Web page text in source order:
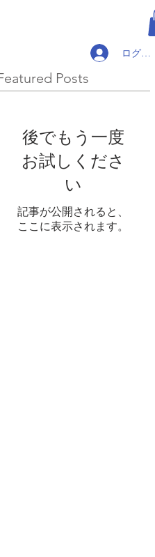
ログイン
Posts
後でもう一度
お試しくださ
い
記事が公開されると、
ここに表示されます。